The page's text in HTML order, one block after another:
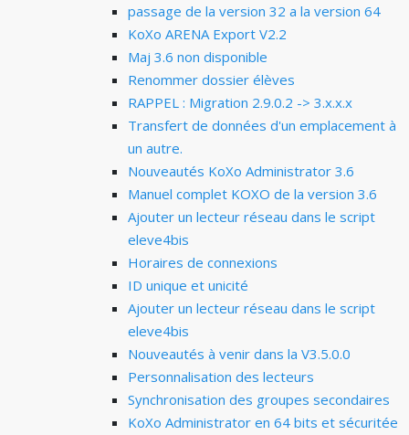
passage de la version 32 a la version 64
KoXo ARENA Export V2.2
Maj 3.6 non disponible
Renommer dossier élèves
RAPPEL : Migration 2.9.0.2 -> 3.x.x.x
Transfert de données d'un emplacement à
un autre.
Nouveautés KoXo Administrator 3.6
Manuel complet KOXO de la version 3.6
Ajouter un lecteur réseau dans le script
eleve4bis
Horaires de connexions
ID unique et unicité
Ajouter un lecteur réseau dans le script
eleve4bis
Nouveautés à venir dans la V3.5.0.0
Personnalisation des lecteurs
Synchronisation des groupes secondaires
KoXo Administrator en 64 bits et sécuritée